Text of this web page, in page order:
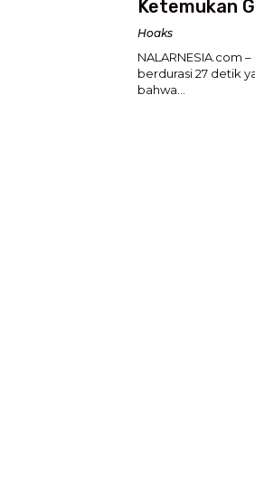
Ketemukan
di Makassar,
Hoaks
NALARNESIA.com
berdurasi 27 detik
bahwa…